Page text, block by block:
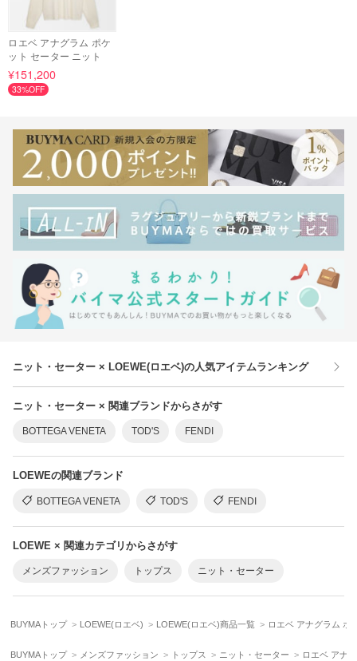
ロエベ アナグラム ポケ
ット セーター ニット
¥151,200
33%OFF
ニット・セーター × LOEWE(ロエベ)の人気アイテムランキング
ニット・セーター × 関連ブランドからさがす
BOTTEGA VENETA TOD'S FENDI
LOEWEの関連ブランド
BOTTEGA VENETA TOD'S FENDI
LOEWE × 関連カテゴリからさがす
メンズファッション トップス ニット・セーター
BUYMAトップ LOEWE(ロエベ) LOEWE(ロエベ)商品一覧 ロエベ アナグラム ポ
BUYMAトップ メンズファッション トップス ニット・セーター ロエベ アナ